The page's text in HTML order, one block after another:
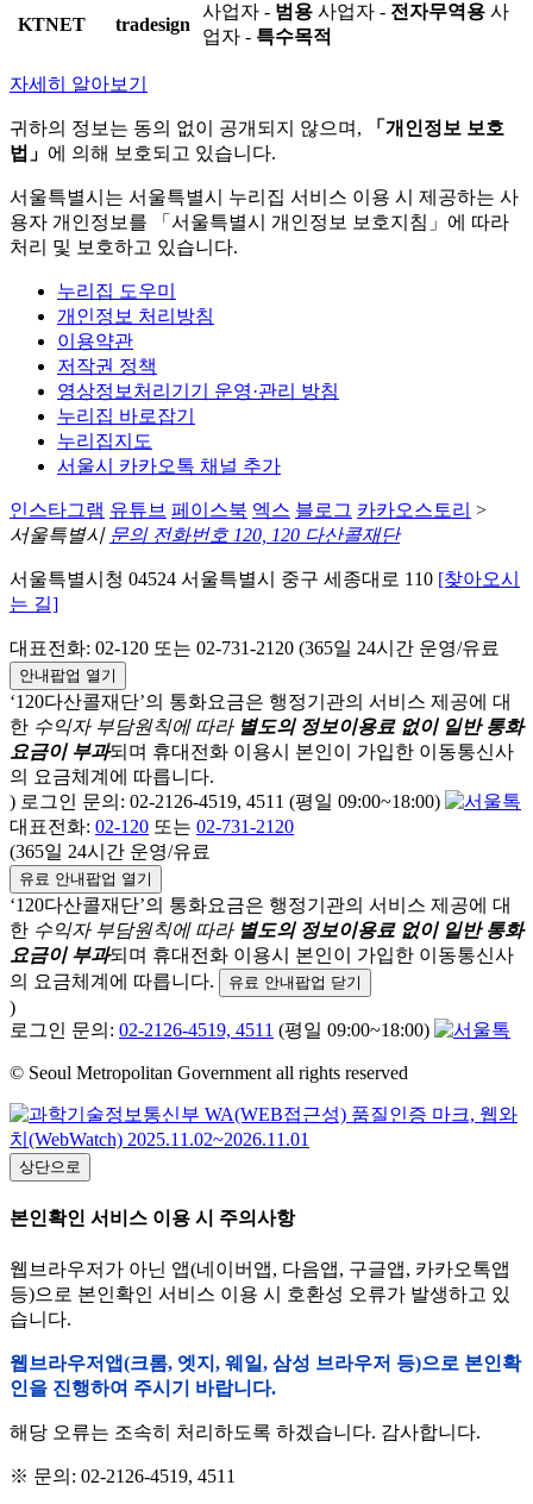
KTNET tradesign
사업자 - 범용 사업자 - 전자무역용 사
업자 - 특수목적
자세히 알아보기
귀하의 정보는 동의 없이 공개되지 않으며,
「개인정보 보호
법」 에 의해 보호되고 있습니다.
서울특별시는 서울특별시 누리집 서비스 이용 시 제공하는 사
용자 개인정보를 「서울특별시 개인정보 보호지침」에 따라
처리 및 보호하고 있습니다.
누리집 도우미
개인정보 처리방침
이용약관
저작권 정책
영상정보처리기기 운영·관리 방침
누리집 바로잡기
누리집지도
서울시 카카오톡 채널 추가
인스타그램 유튜브 페이스북 엑스 블로그 카카오스토리 >
서울특별시 문의 전화번호 120, 120 다산콜재단
서울특별시청 04524 서울특별시 중구 세종대로 110 [찾아오시
는 길]
대표전화: 02-120 또는 02-731-2120 (365일 24시간 운영/유료
안내팝업 열기
‘120다산콜재단’의 통화요금은 행정기관의 서비스 제공에 대
한 수익자 부담원칙에 따라 별도의 정보이용료 없이 일반 통화
요금이 부과되며 휴대전화 이용시 본인이 가입한 이동통신사
의 요금체계에 따릅니다.
) 로그인 문의: 02-2126-4519, 4511 (평일 09:00~18:00)
대표전화: 02-120 또는 02-731-2120
(365일 24시간 운영/유료
유료 안내팝업 열기
‘120다산콜재단’의 통화요금은 행정기관의 서비스 제공에 대
한 수익자 부담원칙에 따라 별도의 정보이용료 없이 일반 통화
요금이 부과되며 휴대전화 이용시 본인이 가입한 이동통신사
의 요금체계에 따릅니다.
유료 안내팝업 닫기
)
로그인 문의: 02-2126-4519, 4511 (평일 09:00~18:00)
© Seoul Metropolitan Government all rights reserved
상단으로
본인확인 서비스 이용 시 주의사항
웹브라우저가 아닌 앱(네이버앱, 다음앱, 구글앱, 카카오톡앱
등)으로 본인확인 서비스 이용 시 호환성 오류가 발생하고 있
습니다.
웹브라우저앱(크롬, 엣지, 웨일, 삼성 브라우저 등)으로 본인확
인을 진행하여 주시기 바랍니다.
해당 오류는 조속히 처리하도록 하겠습니다. 감사합니다.
※ 문의: 02-2126-4519, 4511